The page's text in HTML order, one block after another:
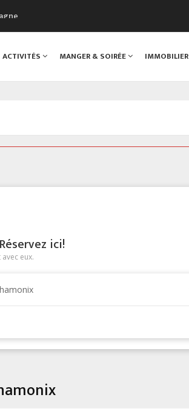
ACTIVITÉS MANGER & SOIRÉE IMMOBILIER
ici!
eux.